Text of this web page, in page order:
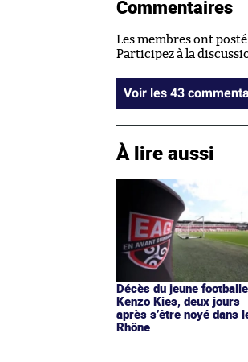
Commentaires
Les membres ont
Participez à la
Voir les 43
À lire aussi
Décès du jeune
Kenzo Kies, deux jours
après s’être noyé dans
Rhône